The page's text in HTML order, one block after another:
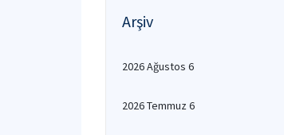
Arşiv
2026 Ağustos 6
2026 Temmuz 6